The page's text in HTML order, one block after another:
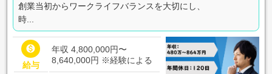
創業当初からワークライフバランスを⼤切にし、
時...

給与
年収 4,800,000円〜
8,640,000円 ※経験による